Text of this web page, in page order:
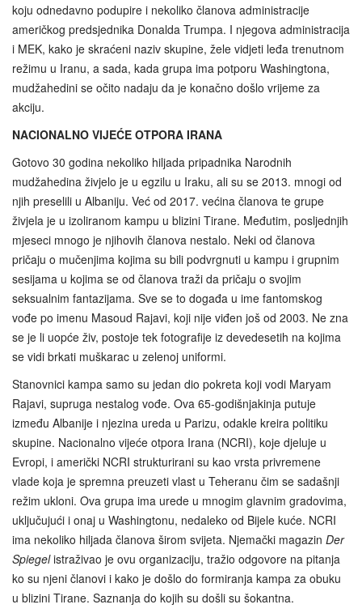
koju odnedavno podupire i nekoliko članova administracije
američkog predsjednika Donalda Trumpa. I njegova administracija
i MEK, kako je skraćeni naziv skupine, žele vidjeti leđa trenutnom
režimu u Iranu, a sada, kada grupa ima potporu Washingtona,
mudžahedini se očito nadaju da je konačno došlo vrijeme za
akciju.
NACIONALNO VIJEĆE OTPORA IRANA
Gotovo 30 godina nekoliko hiljada pripadnika Narodnih
mudžahedina živjelo je u egzilu u Iraku, ali su se 2013. mnogi od
njih preselili u Albaniju. Već od 2017. većina članova te grupe
živjela je u izoliranom kampu u blizini Tirane. Međutim, posljednjih
mjeseci mnogo je njihovih članova nestalo. Neki od članova
pričaju o mučenjima kojima su bili podvrgnuti u kampu i grupnim
sesijama u kojima se od članova traži da pričaju o svojim
seksualnim fantazijama. Sve se to događa u ime fantomskog
vođe po imenu Masoud Rajavi, koji nije viđen još od 2003. Ne zna
se je li uopće živ, postoje tek fotografije iz devedesetih na kojima
se vidi brkati muškarac u zelenoj uniformi.
Stanovnici kampa samo su jedan dio pokreta koji vodi Maryam
Rajavi, supruga nestalog vođe. Ova 65-godišnjakinja putuje
između Albanije i njezina ureda u Parizu, odakle kreira politiku
skupine. Nacionalno vijeće otpora Irana (NCRI), koje djeluje u
Evropi, i američki NCRI strukturirani su kao vrsta privremene
vlade koja je spremna preuzeti vlast u Teheranu čim se sadašnji
režim ukloni. Ova grupa ima urede u mnogim glavnim gradovima,
uključujući i onaj u Washingtonu, nedaleko od Bijele kuće. NCRI
ima nekoliko hiljada članova širom svijeta. Njemački magazin Der
Spiegelistraživao je ovu organizaciju, tražio odgovore na pitanja
ko su njeni članovi i kako je došlo do formiranja kampa za obuku
u blizini Tirane. Saznanja do kojih su došli su šokantna.